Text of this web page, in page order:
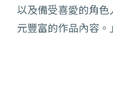
以及備受喜愛的角
元豐富的作品內容。」